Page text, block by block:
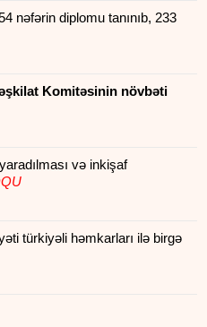
nəfərin diplomu tanınıb, 233
Komitəsinin növbəti
və inkişaf
türkiyəli həmkarları ilə birgə